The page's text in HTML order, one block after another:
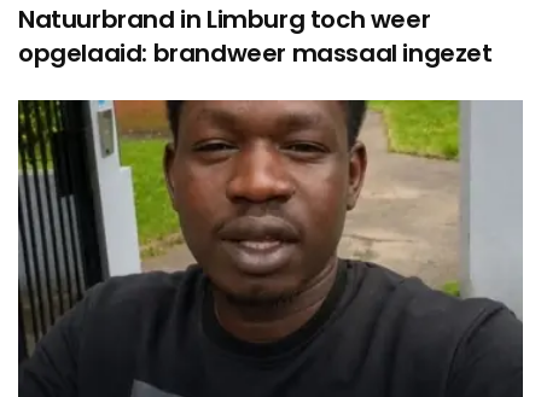
Natuurbrand in Limburg toch weer
opgelaaid: brandweer massaal ingezet